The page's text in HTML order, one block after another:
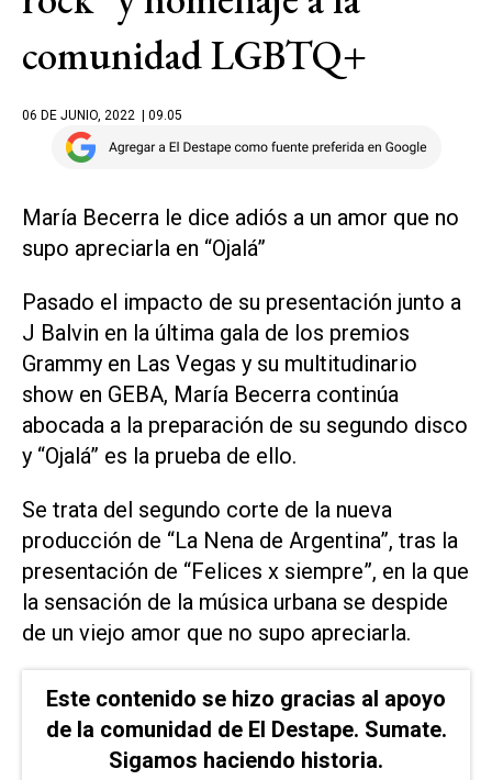
comunidad LGBTQ+
06 DE JUNIO, 2022 | 09.05
María Becerra le dice adiós a un amor que no
supo apreciarla en “Ojalá”
Pasado el impacto de su presentación junto a
J Balvin en la última gala de los premios
Grammy en Las Vegas y su multitudinario
show en GEBA, María Becerra continúa
abocada a la preparación de su segundo disco
y “Ojalá” es la prueba de ello.
Se trata del segundo corte de la nueva
producción de “La Nena de Argentina”, tras la
presentación de “Felices x siempre”, en la que
la sensación de la música urbana se despide
de un viejo amor que no supo apreciarla.
Este contenido se hizo gracias al apoyo
de la comunidad de El Destape. Sumate.
Sigamos haciendo historia.